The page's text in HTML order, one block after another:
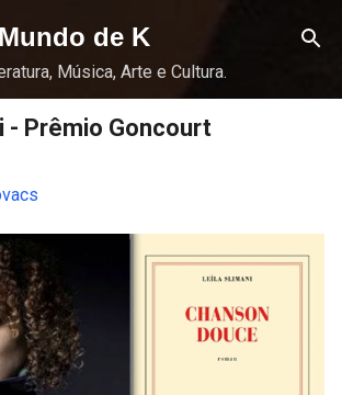
para o conteúdo principal
Mundo de K
Música, Arte e Cultura.
- Prêmio Goncourt